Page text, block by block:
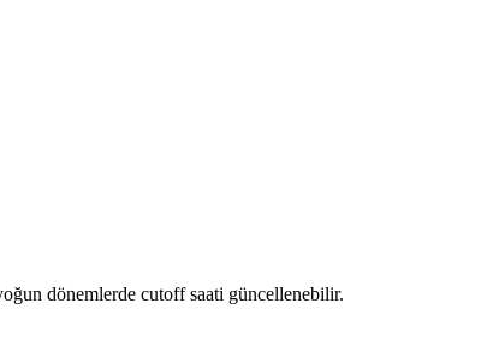
dönemlerde cutoff saati güncellenebilir.